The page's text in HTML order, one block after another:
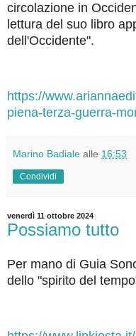
circolazione in
lettura del suo libro
dell'Occidente".
https://
piena-terza-guerra-
Marino Badiale alle 16:53
Condividi
venerdì 11 ottobre 2024
Possiamo tutto
Per mano di Guia
dello "spirito del